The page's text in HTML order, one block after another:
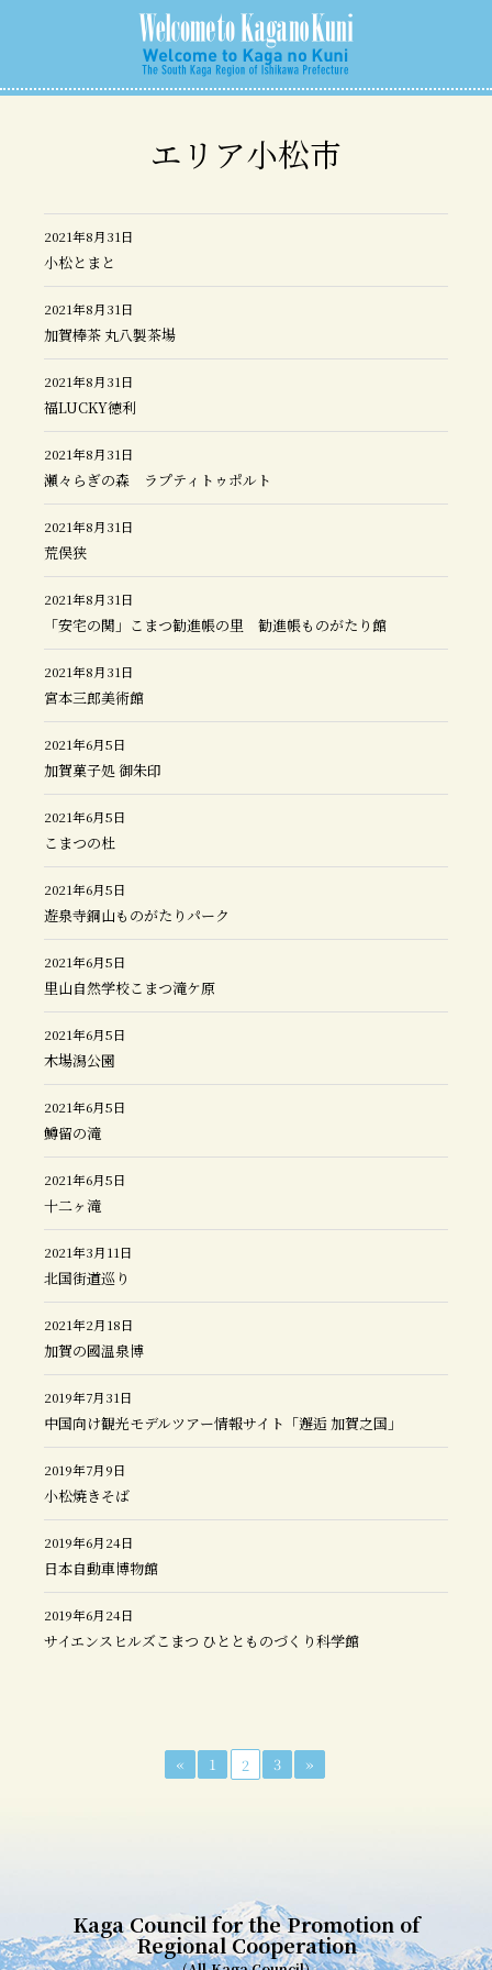
エリア小松市
2021年8月31日
小松とまと
2021年8月31日
加賀棒茶 丸八製茶場
2021年8月31日
福LUCKY徳利
2021年8月31日
瀬々らぎの森 ラプティトゥポルト
2021年8月31日
荒俣狭
2021年8月31日
「安宅の関」こまつ勧進帳の里 勧進帳ものがたり館
2021年8月31日
宮本三郎美術館
2021年6月5日
加賀菓子処 御朱印
2021年6月5日
こまつの杜
2021年6月5日
遊泉寺銅山ものがたりパーク
2021年6月5日
里山自然学校こまつ滝ケ原
2021年6月5日
木場潟公園
2021年6月5日
鱒留の滝
2021年6月5日
十二ヶ滝
2021年3月11日
北国街道巡り
2021年2月18日
加賀の國温泉博
2019年7月31日
中国向け観光モデルツアー情報サイト「邂逅 加賀之国」
2019年7月9日
小松焼きそば
2019年6月24日
日本自動車博物館
2019年6月24日
サイエンスヒルズこまつ ひととものづくり科学館
« 1 2 3 »
Kaga Council for the Promotion of
Regional Cooperation